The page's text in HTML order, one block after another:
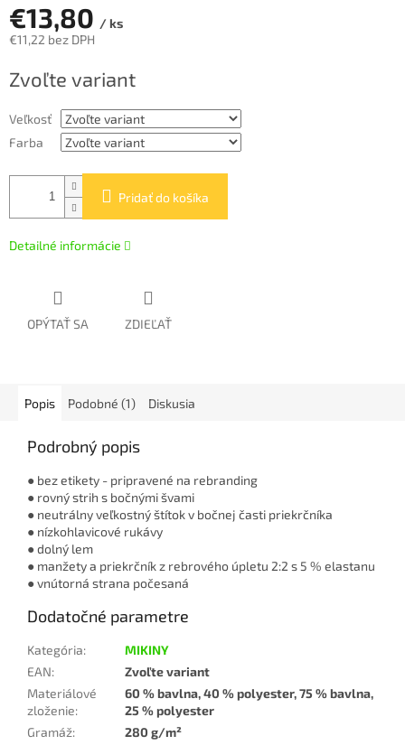
€13,80 / ks
€11,22 bez DPH
cena:
Zvoľte variant
Veľkosť
Farba
Pridať do košíka
Detailné informácie
OPÝTAŤ SA ZDIEĽAŤ
Popis Podobné (1) Diskusia
Podrobný popis
● bez etikety - pripravené na rebranding
● rovný strih s bočnými švami
● neutrálny veľkostný štítok v bočnej časti priekrčníka
● nízkohlavicové rukávy
● dolný lem
● manžety a priekrčník z rebrového úpletu 2:2 s 5 % elastanu
● vnútorná strana počesaná
Dodatočné parametre
Kategória:
MIKINY
EAN:
Zvoľte variant
Materiálové
zloženie:
60 % bavlna, 40 % polyester, 75 % bavlna,
25 % polyester
Gramáž:
280 g/m²